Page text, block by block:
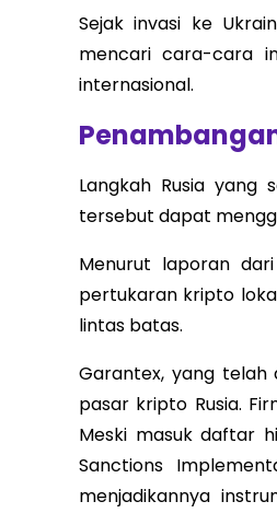
Sejak invasi ke
mencari cara-cara
internasional.
Langkah Rusia yang
tersebut dapat
Menurut laporan
pertukaran kripto
lintas batas.
Garantex, yang telah
pasar kripto Rusia.
Meski masuk daftar
Sanctions
menjadikannya